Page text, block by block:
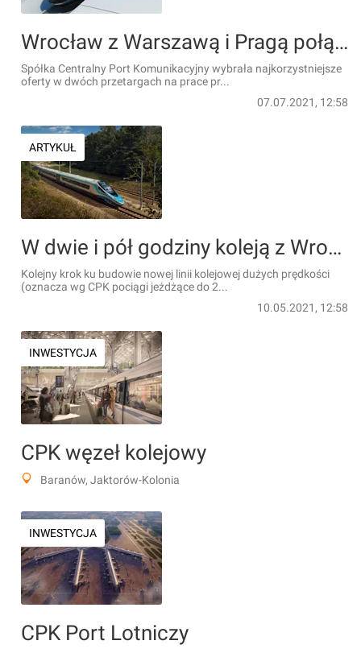
Wrocław z Warszawą i Pragą połączy linia kolejowa dużych prędkości. Rozstrzygnięto dwa przetargi
Spółka Centralny Port Komunikacyjny wybrała najkorzystniejsze
oferty w dwóch przetargach na prace pr...
07.07.2021, 12:58
ARTYKUŁ
W dwie i pół godziny koleją z Wrocławia do Pragi? Powstanie nowa linia dużych prędkości
Kolejny krok ku budowie nowej linii kolejowej dużych prędkości
(oznacza wg CPK pociągi jeżdżące do 2...
10.05.2021, 12:58
INWESTYCJA
CPK węzeł kolejowy
Baranów, Jaktorów-Kolonia
INWESTYCJA
CPK Port Lotniczy